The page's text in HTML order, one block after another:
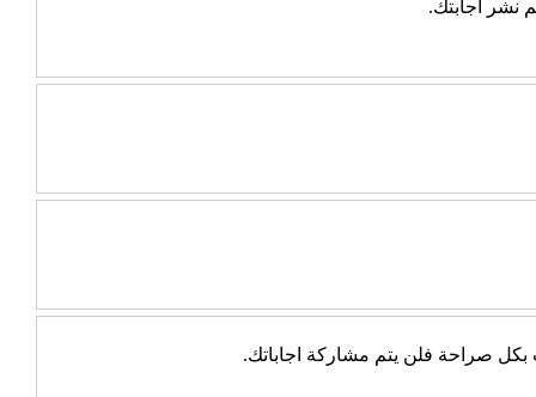
نشر اجابتك.
بكل صراحة فلن يتم مشاركة اجاباتك.